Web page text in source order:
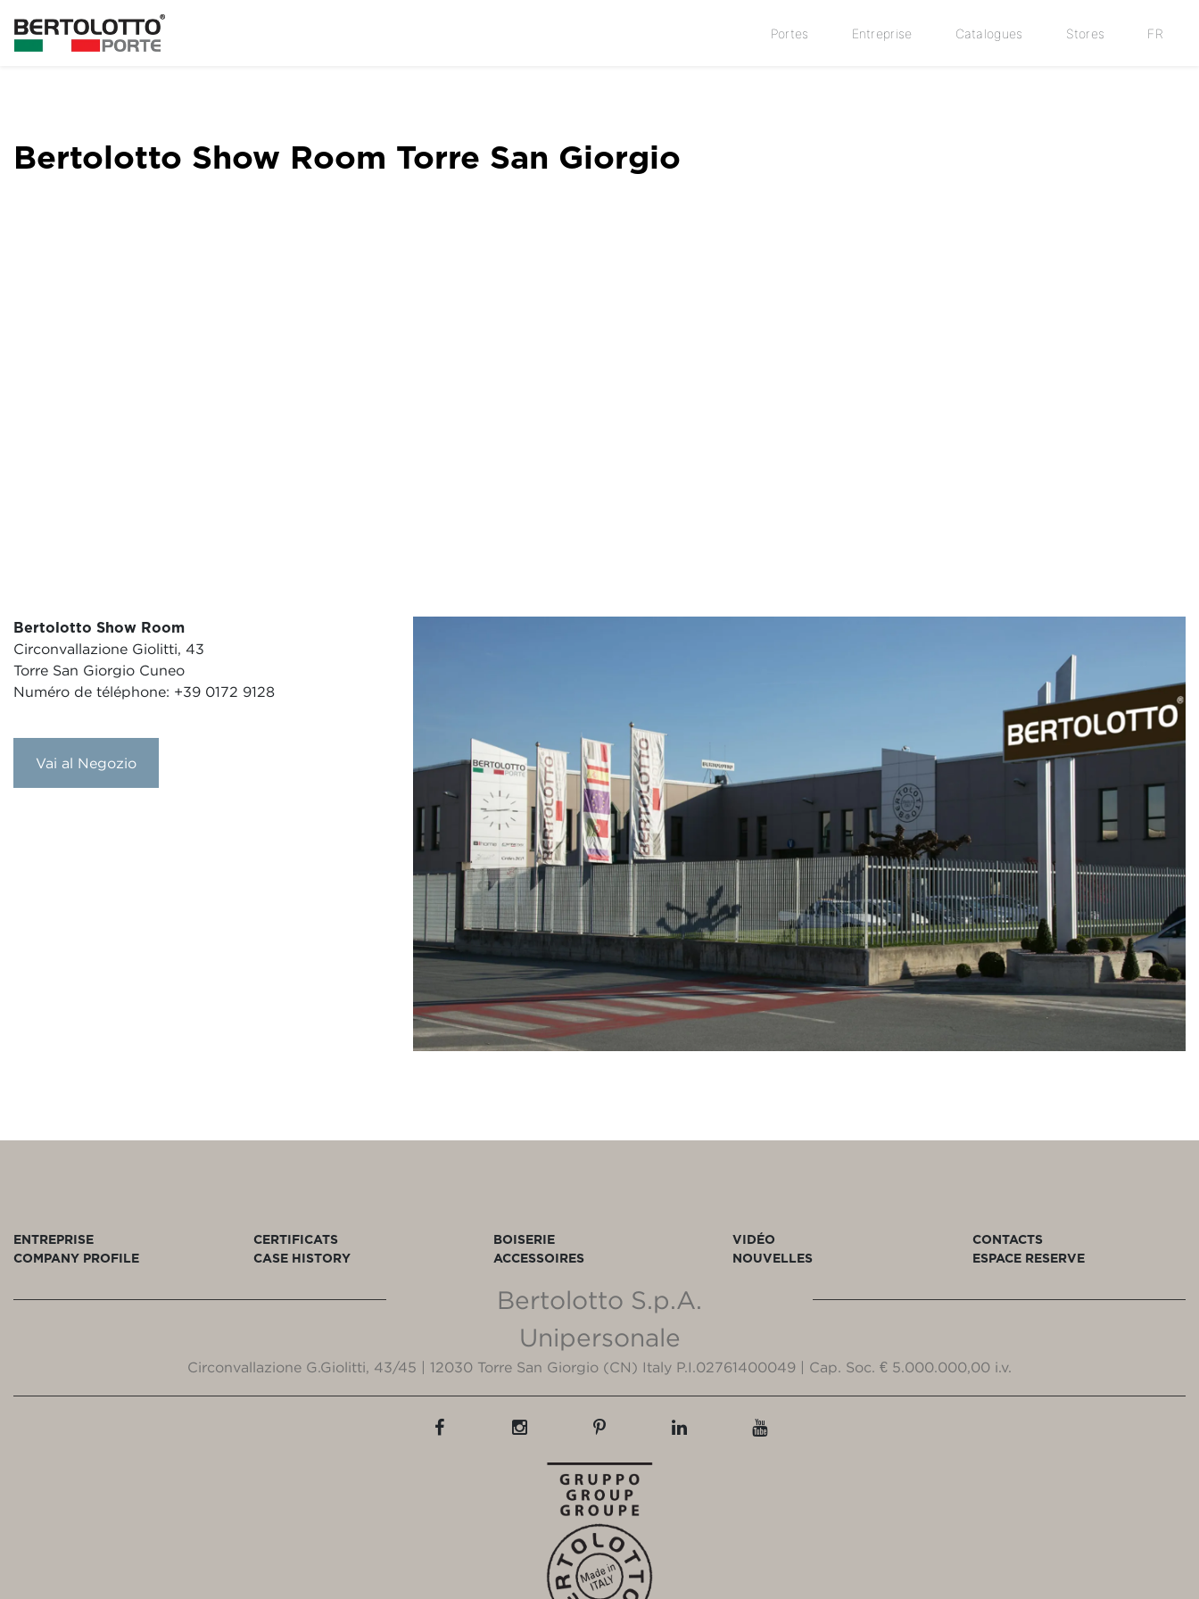
Portes Entreprise Catalogues Stores FR
Bertolotto Show Room Torre San Giorgio
Bertolotto Show Room
Circonvallazione Giolitti, 43
Torre San Giorgio Cuneo
Numéro de téléphone: +39 0172 9128
Vai al Negozio
ENTREPRISE
COMPANY PROFILE
CERTIFICATS
CASE HISTORY
BOISERIE
ACCESSOIRES
VIDÉO
NOUVELLES
CONTACTS
ESPACE RESERVE
Bertolotto S.p.A.
Unipersonale
Circonvallazione G.Giolitti, 43/45 | 12030 Torre San Giorgio (CN) Italy P.I.02761400049 | Cap. Soc. € 5.000.000,00 i.v.